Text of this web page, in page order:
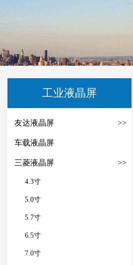
工业液晶屏
友达液晶屏 >>
车载液晶屏
三菱液晶屏 >>
4.3寸
5.0寸
5.7寸
6.5寸
7.0寸